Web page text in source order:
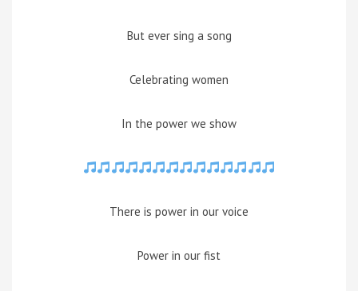
But ever sing a song
Celebrating women
In the power we show
There is power in our voice
Power in our fist